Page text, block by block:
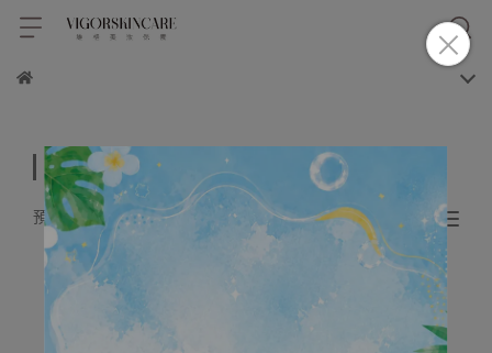
潔顏
預設排序 共 1 件商品